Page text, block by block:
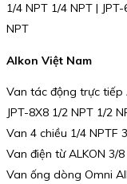
1/4 NPT 1/4 NPT |
NPT
Alkon Việt Nam
Van tác động trực tiếp
JPT-8X8 1/2 NPT 1/2
Van 4 chiều 1/4 NPTF
Van điện từ ALKON 3/
Van ống dòng Omni